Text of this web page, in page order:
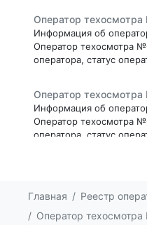
Оператор
Информация об
Оператор техосмотра
оператора, статус
Оператор
Информация об
Оператор техосмотра
оператора, статус
Оператор техосмотра
оператора, статус
Главная
Реестр
Оператор